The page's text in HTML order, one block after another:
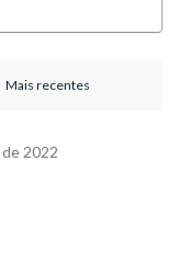
2022